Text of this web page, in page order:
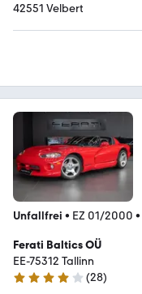
42551 Velbert
Unfallfrei • EZ 01/2000 •
Ferati Baltics OÜ
EE-75312 Tallinn
4 Sterne
(28)